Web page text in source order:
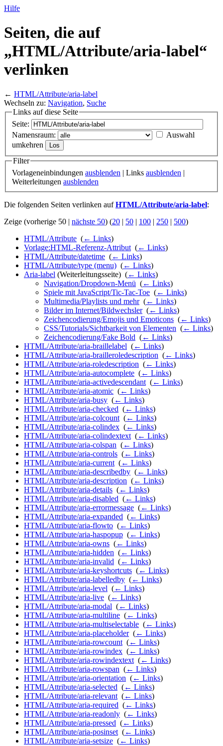
Hilfe
Seiten, die auf
„HTML/Attribute/aria-label“
verlinken
← HTML/Attribute/aria-label
Wechseln zu: Navigation, Suche
Links auf diese Seite
Seite:
Namensraum:
Auswahl
umkehren
Filter
Vorlageneinbindungen ausblenden | Links ausblenden |
Weiterleitungen ausblenden
Die folgenden Seiten verlinken aufHTML/Attribute/aria-label:
Zeige (vorherige 50 | nächste 50) (20 | 50 | 100 | 250 | 500)
HTML/Attribute (← Links)
Vorlage:HTML-Referenz-Attribut (← Links)
HTML/Attribute/datetime (← Links)
HTML/Attribute/type (menu) (← Links)
Aria-label (Weiterleitungsseite) ‎ (← Links)
Navigation/Dropdown-Menü (← Links)
Spiele mit JavaScript/Tic-Tac-Toe (← Links)
Multimedia/Playlists und mehr‎ (← Links)
Bilder im Internet/Bildwechsler‎ (← Links)
Zeichencodierung/Emojis und Emoticons (← Links)
CSS/Tutorials/Sichtbarkeit von Elementen (← Links)
Zeichencodierung/Fake Bold (← Links)
HTML/Attribute/aria-braillelabel (← Links)
HTML/Attribute/aria-brailleroledescription (← Links)
HTML/Attribute/aria-roledescription (← Links)
HTML/Attribute/aria-autocomplete (← Links)
HTML/Attribute/aria-activedescendant (← Links)
HTML/Attribute/aria-atomic (← Links)
HTML/Attribute/aria-busy (← Links)
HTML/Attribute/aria-checked (← Links)
HTML/Attribute/aria-colcount (← Links)
HTML/Attribute/aria-colindex (← Links)
HTML/Attribute/aria-colindextext (← Links)
HTML/Attribute/aria-colspan (← Links)
HTML/Attribute/aria-controls (← Links)
HTML/Attribute/aria-current (← Links)
HTML/Attribute/aria-describedby (← Links)
HTML/Attribute/aria-description (← Links)
HTML/Attribute/aria-details (← Links)
HTML/Attribute/aria-disabled (← Links)
HTML/Attribute/aria-errormessage (← Links)
HTML/Attribute/aria-expanded (← Links)
HTML/Attribute/aria-flowto (← Links)
HTML/Attribute/aria-haspopup (← Links)
HTML/Attribute/aria-owns (← Links)
HTML/Attribute/aria-hidden (← Links)
HTML/Attribute/aria-invalid (← Links)
HTML/Attribute/aria-keyshortcuts (← Links)
HTML/Attribute/aria-labelledby (← Links)
HTML/Attribute/aria-level (← Links)
HTML/Attribute/aria-live (← Links)
HTML/Attribute/aria-modal (← Links)
HTML/Attribute/aria-multiline (← Links)
HTML/Attribute/aria-multiselectable (← Links)
HTML/Attribute/aria-placeholder‎ (← Links)
HTML/Attribute/aria-rowcount (← Links)
HTML/Attribute/aria-rowindex (← Links)
HTML/Attribute/aria-rowindextext (← Links)
HTML/Attribute/aria-rowspan (← Links)
HTML/Attribute/aria-orientation (← Links)
HTML/Attribute/aria-selected (← Links)
HTML/Attribute/aria-relevant (← Links)
HTML/Attribute/aria-required (← Links)
HTML/Attribute/aria-readonly (← Links)
HTML/Attribute/aria-pressed (← Links)
HTML/Attribute/aria-posinset (← Links)
HTML/Attribute/aria-setsize (← Links)